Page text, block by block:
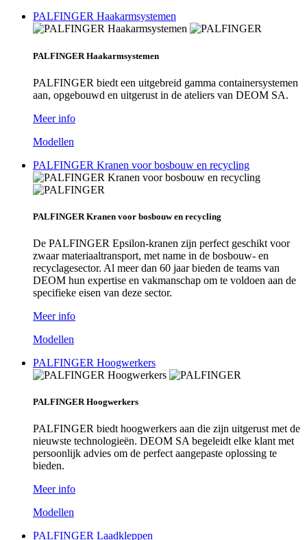
PALFINGER Haakarmsystemen
PALFINGER Haakarmsystemen
PALFINGER biedt een uitgebreid gamma containersystemen
aan, opgebouwd en uitgerust in de ateliers van DEOM SA.
Meer info
Modellen
PALFINGER Kranen voor bosbouw en recycling
PALFINGER Kranen voor bosbouw en recycling
De PALFINGER Epsilon-kranen zijn perfect geschikt voor
zwaar materiaaltransport, met name in de bosbouw- en
recyclagesector. Al meer dan 60 jaar bieden de teams van
DEOM hun expertise en vakmanschap om te voldoen aan de
specifieke eisen van deze sector.
Meer info
Modellen
PALFINGER Hoogwerkers
PALFINGER Hoogwerkers
PALFINGER biedt hoogwerkers aan die zijn uitgerust met de
nieuwste technologieën. DEOM SA begeleidt elke klant met
persoonlijk advies om de perfect aangepaste oplossing te
bieden.
Meer info
Modellen
PALFINGER Laadkleppen